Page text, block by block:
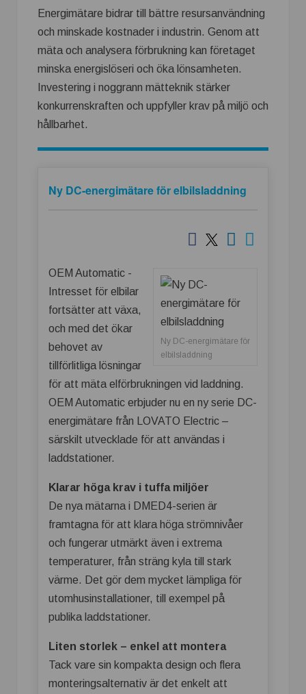
Energimätare bidrar till bättre resursanvändning
och minskade kostnader i industrin. Genom att
mäta och analysera förbrukning kan företaget
minska energislöseri och öka lönsamheten.
Investering i noggrann mätteknik stärker
konkurrenskraften och uppfyller krav på miljö och
hållbarhet.
Ny DC-energimätare för elbilsladdning
Ny DC-energimätare för
elbilsladdning
OEM Automatic -
Intresset för elbilar
fortsätter att växa,
och med det ökar
behovet av
tillförlitliga lösningar
för att mäta elförbrukningen vid laddning.
OEM Automatic erbjuder nu en ny serie DC-
energimätare från LOVATO Electric –
särskilt utvecklade för att användas i
laddstationer.
Klarar höga krav i tuffa miljöer
De nya mätarna i DMED4-serien är
framtagna för att klara höga strömnivåer
och fungerar utmärkt även i extrema
temperaturer, från sträng kyla till stark
värme. Det gör dem mycket lämpliga för
utomhusinstallationer, till exempel på
publika laddstationer.
Liten storlek – enkel att montera
Tack vare sin kompakta design och flera
monteringsalternativ är det enkelt att